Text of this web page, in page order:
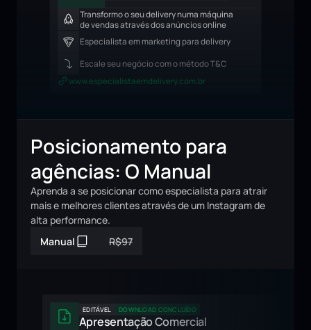
Transformo o seu delivery numa máquina
de vendas através dos anúncios online
Especialista em marketing para delivery
Escale seu negócio com o método T&C
www.especialistaemdelivery.com.br
Posicionamento para
agências: O Manual
Aprenda a se posicionar como especialista para atrair
mais e melhores clientes através de um Instagram de
alta performance.
Manual
R$97
EDITÁVEL DOWNLOAD CONCLUÍDO
Apresentação Comercial